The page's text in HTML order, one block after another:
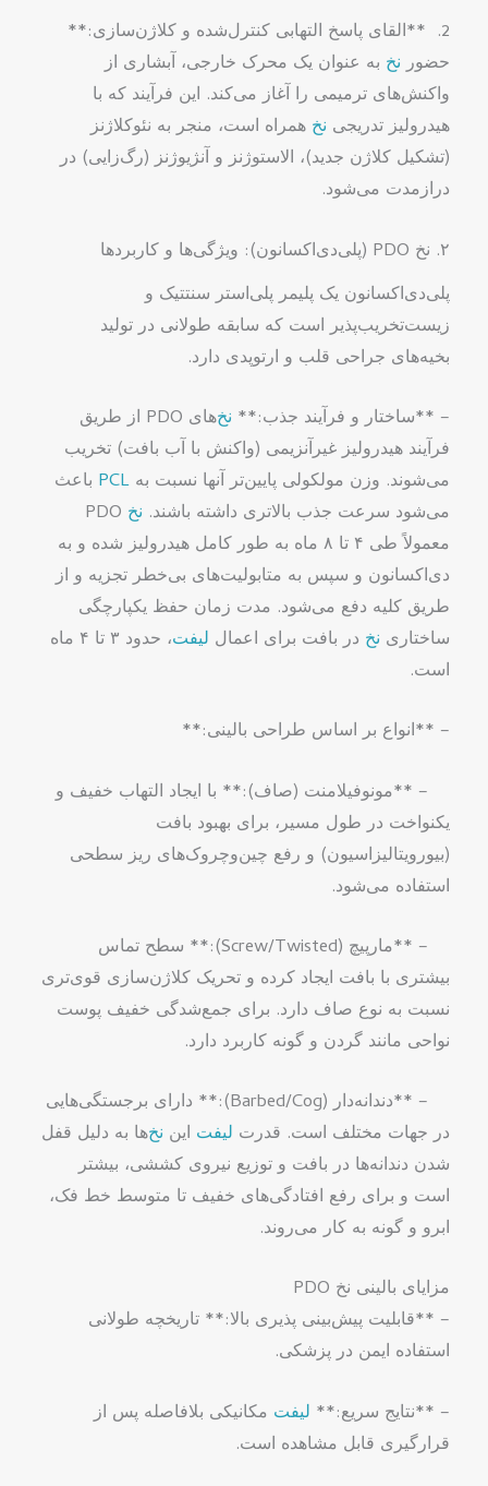
2. **القای پاسخ التهابی کنترل‌شده و کلاژن‌سازی:**
حضورنخ به عنوان یک محرک خارجی، آبشاری از
واکنش‌های ترمیمی را آغاز می‌کند. این فرآیند که با
هیدرولیز تدریجی نخ همراه است، منجر به نئوکلاژنز
(تشکیل کلاژن جدید)، الاستوژنز و آنژیوژنز (رگ‌زایی) در
درازمدت می‌شود.
۲. نخ PDO (پلی‌دی‌اکسانون): ویژگی‌ها و کاربردها
پلی‌دی‌اکسانون یک پلیمر پلی‌استر سنتتیک و
زیست‌تخریب‌پذیر است که سابقه طولانی در تولید
بخیه‌های جراحی قلب و ارتوپدی دارد.
– **ساختار و فرآیند جذب:** نخ
‌های PDO از طریق
فرآیند هیدرولیز غیرآنزیمی (واکنش با آب بافت) تخریب
می‌شوند. وزن مولکولی پایین‌تر آنها نسبت بهPCL باعث
می‌شود سرعت جذب بالاتری داشته باشند. نخ PDO
معمولاً طی ۴ تا ۸ ماه به طور کامل هیدرولیز شده و به
دی‌اکسانون و سپس به متابولیت‌های بی‌خطر تجزیه و از
طریق کلیه دفع می‌شود. مدت زمان حفظ یکپارچگی
ساختاری نخ در بافت برای اعمال لیفت
، حدود ۳ تا ۴ ماه
است.
– **انواع بر اساس طراحی بالینی:**
– **مونوفیلامنت (صاف):** با ایجاد التهاب خفیف و
یکنواخت در طول مسیر، برای بهبود بافت
(بیورویتالیزاسیون) و رفع چین‌وچروک‌های ریز سطحی
استفاده می‌شود.
– **مارپیچ (Screw/Twisted):** سطح تماس
بیشتری با بافت ایجاد کرده و تحریک کلاژن‌سازی قوی‌تری
نسبت به نوع صاف دارد. برای جمع‌شدگی خفیف پوست
نواحی مانند گردن و گونه کاربرد دارد.
– **دندانه‌دار (Barbed/Cog):** دارای برجستگی‌هایی
در جهات مختلف است. قدرت لیفت این نخ‌ها به دلیل قفل
شدن دندانه‌ها در بافت و توزیع نیروی کششی، بیشتر
است و برای رفع افتادگی‌های خفیف تا متوسط خط فک،
ابرو و گونه به کار می‌روند.
مزایای بالینی نخ PDO
– **قابلیت پیش‌بینی پذیری بالا:** تاریخچه طولانی
استفاده ایمن در پزشکی.
– **نتایج سریع:** لیفت مکانیکی بلافاصله پس از
قرارگیری قابل مشاهده است.